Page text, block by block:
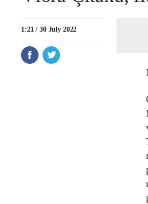
1:21 / 30 July 2022